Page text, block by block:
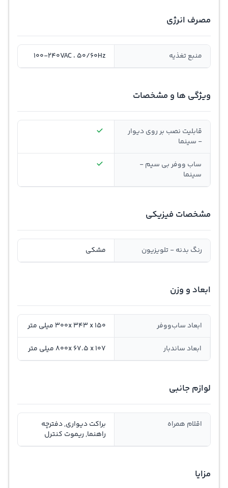
مصرف انرژی
منبع تغذیه 100-240VAC ، 50/60Hz
ویژگی ها و مشخصات
قابلیت نصب بر روی دیوار
- سینما
ساب ووفر بی سیم -
سینما
مشخصات فیزیکی
رنگ بدنه - تلویزیون مشکی
ابعاد و وزن
ابعاد ساب‌ووفر 300x 343 x 150 میلی متر
ابعاد ساندبار 800x 67.5 x 107 میلی متر
لوازم جانبی
اقلام همراه
براکت دیواری, دفترچه
راهنما, ریموت کنترل
مزایا